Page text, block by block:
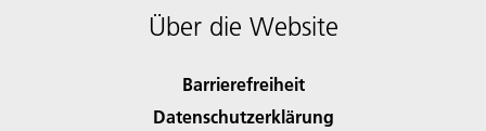
Über die Website
Barrierefreiheit
Datenschutzerklärung